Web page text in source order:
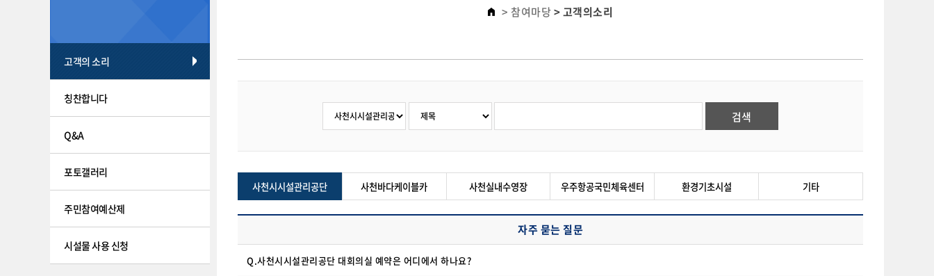
고객의 소리
칭찬합니다
Q&A
포토갤러리
주민참여예산제
시설물 사용 신청
> 참여마당> 고객의소리
사천시시설관리공단 사천바다케이블카 사천실내수영장 우주항공국민체육센터 환경기초시설 기타
자주 묻는 질문
Q.사천시시설관리공단 대회의실 예약은 어디에서 하나요?